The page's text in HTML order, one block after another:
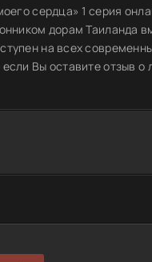
сердца» 1 серия
дорам Таиланда
на всех
Вы оставите отзыв о